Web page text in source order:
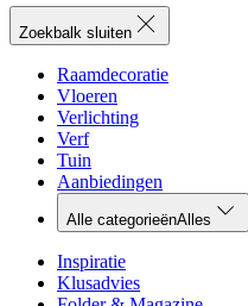
Zoekbalk sluiten
Raamdecoratie
Vloeren
Verlichting
Verf
Tuin
Aanbiedingen
Alle categorieënAlles
Inspiratie
Klusadvies